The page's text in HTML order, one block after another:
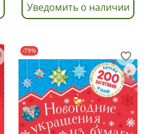
Уведомить о наличии
-79%